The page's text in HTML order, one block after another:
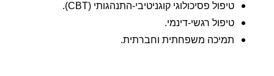
טיפול פסיכולוגי קוגניטיבי-התנהגותי (CBT).
טיפול רגשי-דינמי.
תמיכה משפחתית וחברתית.